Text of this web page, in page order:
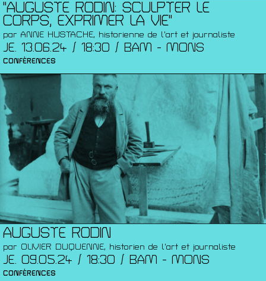
"AUGUSTE RODIN: SCULPTER LE
CORPS, EXPRIMER LA VIE"
par ANNE HUSTACHE, historienne de l'art et journaliste
JE. 13.06.24 / 18:30 / BAM - MONS
CONFÉRENCES
AUGUSTE RODIN
par OLIVIER DUQUENNE, historien de l'art et journaliste
JE. 09.05.24 / 18:30 / BAM - MONS
CONFÉRENCES